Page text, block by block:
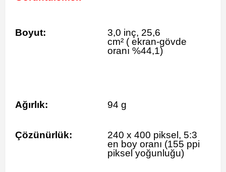
Boyut:
3,0 inç, 25,6
cm² ( ekran-gövde
oranı %44,1)
Ağırlık: 94 g
Çözünürlük:
240 x 400 piksel, 5:3
en boy oranı (155 ppi
piksel yoğunluğu)